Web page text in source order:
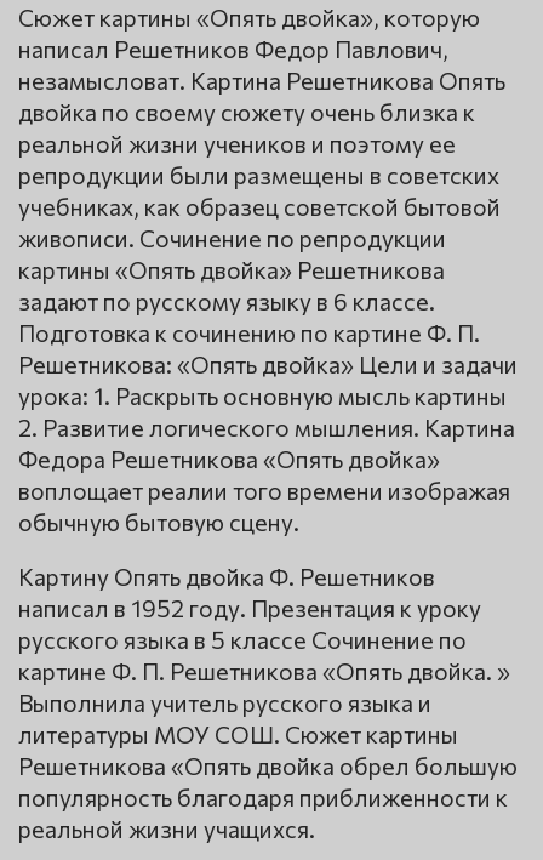
Сюжет картины «Опять двойка», которую
написал Решетников Федор Павлович,
незамысловат. Картина Решетникова Опять
двойка по своему сюжету очень близка к
реальной жизни учеников и поэтому ее
репродукции были размещены в советских
учебниках, как образец советской бытовой
живописи. Сочинение по репродукции
картины «Опять двойка» Решетникова
задают по русскому языку в 6 классе.
Подготовка к сочинению по картине Ф. П.
Решетникова: «Опять двойка» Цели и задачи
урока: 1. Раскрыть основную мысль картины
2. Развитие логического мышления. Картина
Федора Решетникова «Опять двойка»
воплощает реалии того времени изображая
обычную бытовую сцену.
Картину Опять двойка Ф. Решетников
написал в 1952 году. Презентация к уроку
русского языка в 5 классе Сочинение по
картине Ф. П. Решетникова «Опять двойка. »
Выполнила учитель русского языка и
литературы МОУ СОШ. Сюжет картины
Решетникова «Опять двойка обрел большую
популярность благодаря приближенности к
реальной жизни учащихся.